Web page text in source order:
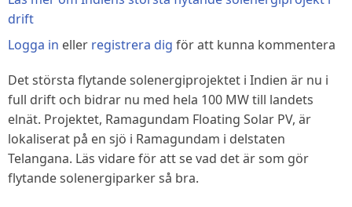
drift
Logga in eller registrera dig för att kunna kommentera
Det största flytande solenergiprojektet i Indien är nu i
full drift och bidrar nu med hela 100 MW till landets
elnät. Projektet, Ramagundam Floating Solar PV, är
lokaliserat på en sjö i Ramagundam i delstaten
Telangana. Läs vidare för att se vad det är som gör
flytande solenergiparker så bra.